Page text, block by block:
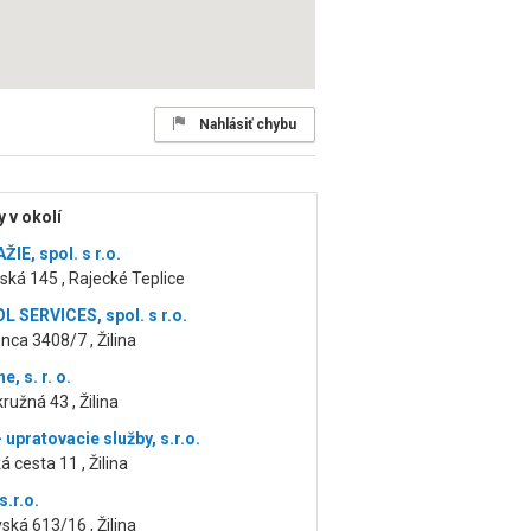
Nahlásiť chybu
v okolí
spol. s r.o.
145 , Rajecké Teplice
SERVICES, spol. s r.o.
3408/7 , Žilina
s. r. o.
43 , Žilina
upratovacie služby, s.r.o.
cesta 11 , Žilina
613/16 , Žilina